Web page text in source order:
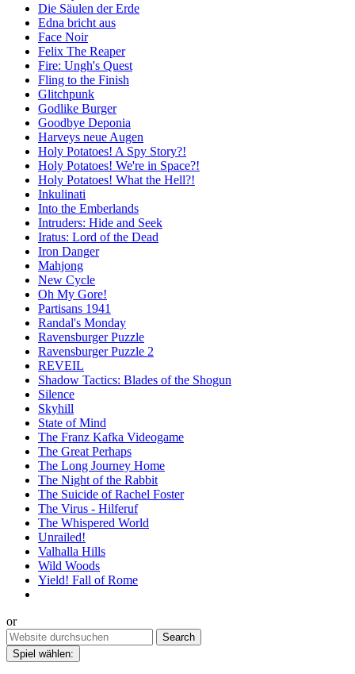
Die Säulen der Erde
Edna bricht aus
Face Noir
Felix The Reaper
Fire: Ungh's Quest
Fling to the Finish
Glitchpunk
Godlike Burger
Goodbye Deponia
Harveys neue Augen
Holy Potatoes! A Spy Story?!
Holy Potatoes! We're in Space?!
Holy Potatoes! What the Hell?!
Inkulinati
Into the Emberlands
Intruders: Hide and Seek
Iratus: Lord of the Dead
Iron Danger
Mahjong
New Cycle
Oh My Gore!
Partisans 1941
Randal's Monday
Ravensburger Puzzle
Ravensburger Puzzle 2
REVEIL
Shadow Tactics: Blades of the Shogun
Silence
Skyhill
State of Mind
The Franz Kafka Videogame
The Great Perhaps
The Long Journey Home
The Night of the Rabbit
The Suicide of Rachel Foster
The Virus - Hilferuf
The Whispered World
Unrailed!
Valhalla Hills
Wild Woods
Yield! Fall of Rome
or
Spiel wählen: